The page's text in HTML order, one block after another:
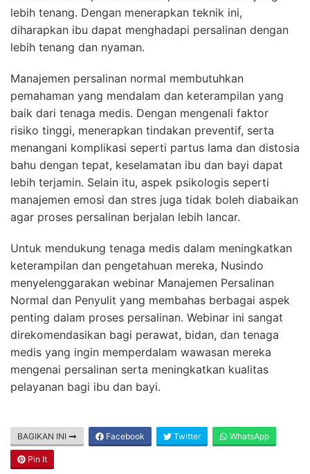
lebih tenang. Dengan menerapkan teknik ini,
diharapkan ibu dapat menghadapi persalinan dengan
lebih tenang dan nyaman.
Manajemen persalinan normal membutuhkan
pemahaman yang mendalam dan keterampilan yang
baik dari tenaga medis. Dengan mengenali faktor
risiko tinggi, menerapkan tindakan preventif, serta
menangani komplikasi seperti partus lama dan distosia
bahu dengan tepat, keselamatan ibu dan bayi dapat
lebih terjamin. Selain itu, aspek psikologis seperti
manajemen emosi dan stres juga tidak boleh diabaikan
agar proses persalinan berjalan lebih lancar.
Untuk mendukung tenaga medis dalam meningkatkan
keterampilan dan pengetahuan mereka, Nusindo
menyelenggarakan webinar Manajemen Persalinan
Normal dan Penyulit yang membahas berbagai aspek
penting dalam proses persalinan. Webinar ini sangat
direkomendasikan bagi perawat, bidan, dan tenaga
medis yang ingin memperdalam wawasan mereka
mengenai persalinan serta meningkatkan kualitas
pelayanan bagi ibu dan bayi.
BAGIKAN INI Facebook Twitter WhatsApp
Pin It